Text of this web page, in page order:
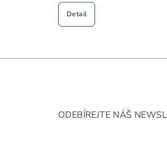
Detail
ODEBÍREJTE NÁŠ